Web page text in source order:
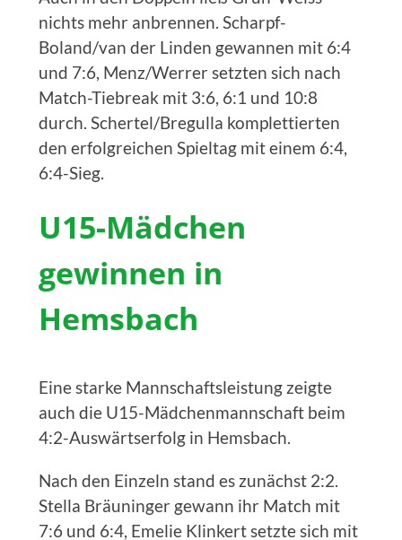
nichts mehr anbrennen. Scharpf-
Boland/van der Linden gewannen mit 6:4
und 7:6, Menz/Werrer setzten sich nach
Match-Tiebreak mit 3:6, 6:1 und 10:8
durch. Schertel/Bregulla komplettierten
den erfolgreichen Spieltag mit einem 6:4,
6:4-Sieg.
U15-Mädchen
gewinnen in
Hemsbach
Eine starke Mannschaftsleistung zeigte
auch die U15-Mädchenmannschaft beim
4:2-Auswärtserfolg in Hemsbach.
Nach den Einzeln stand es zunächst 2:2.
Stella Bräuninger gewann ihr Match mit
7:6 und 6:4, Emelie Klinkert setzte sich mit